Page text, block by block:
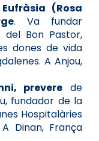
(Rosa
. Va fundar
del Bon Pastor,
dones de vida
A Anjou,
prevere de
fundador de la
Hospitalàries
Dinan, França